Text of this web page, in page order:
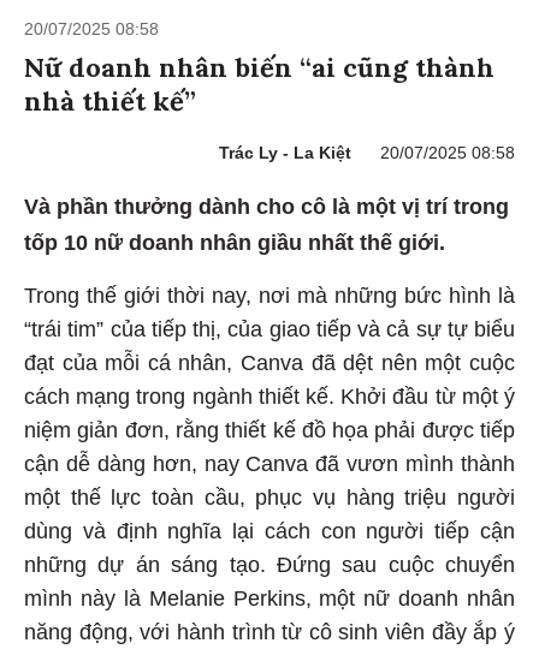
20/07/2025 08:58
Nữ doanh nhân biến “ai cũng thành
nhà thiết kế”
Trác Ly - La Kiệt 20/07/2025 08:58
Và phần thưởng dành cho cô là một vị trí trong
tốp 10 nữ doanh nhân giầu nhất thế giới.
Trong thế giới thời nay, nơi mà những bức hình là
“trái tim” của tiếp thị, của giao tiếp và cả sự tự biểu
đạt của mỗi cá nhân, Canva đã dệt nên một cuộc
cách mạng trong ngành thiết kế. Khởi đầu từ một ý
niệm giản đơn, rằng thiết kế đồ họa phải được tiếp
cận dễ dàng hơn, nay Canva đã vươn mình thành
một thế lực toàn cầu, phục vụ hàng triệu người
dùng và định nghĩa lại cách con người tiếp cận
những dự án sáng tạo. Đứng sau cuộc chuyển
mình này là Melanie Perkins, một nữ doanh nhân
năng động, với hành trình từ cô sinh viên đầy ắp ý